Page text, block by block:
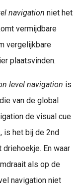
navigation niet het
vermijdbare
vergelijkbare
plaatsvinden.
level navigation is
van de global
de visual cue
is het bij de 2nd
En waar
als op de
navigation niet